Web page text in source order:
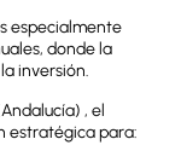
especialmente
donde la
inversión.
, el
estratégica para: